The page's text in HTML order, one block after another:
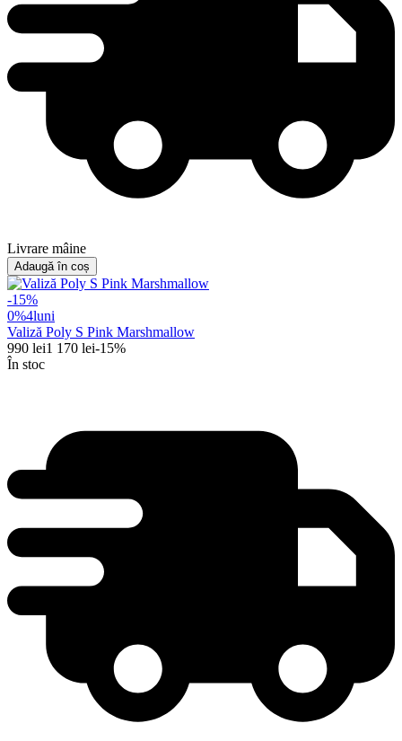
Livrare mâine
Adaugă în coș
-15%
0%4luni
Valiză Poly S Pink Marshmallow
990 lei1 170 lei-15%
În stoc